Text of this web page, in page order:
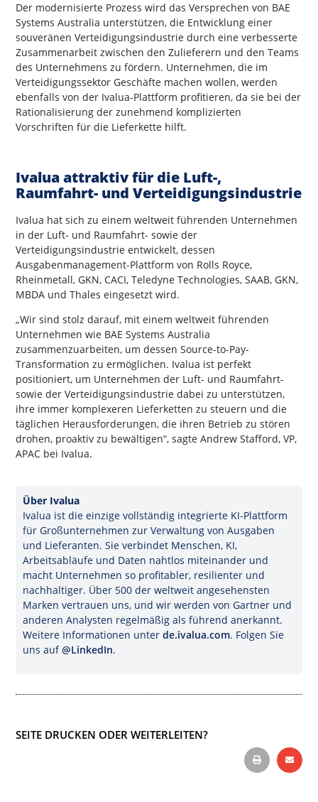
Der modernisierte Prozess wird das Versprechen von BAE
Systems Australia unterstützen, die Entwicklung einer
souveränen Verteidigungsindustrie durch eine verbesserte
Zusammenarbeit zwischen den Zulieferern und den Teams
des Unternehmens zu fördern. Unternehmen, die im
Verteidigungssektor Geschäfte machen wollen, werden
ebenfalls von der Ivalua-Plattform profitieren, da sie bei der
Rationalisierung der zunehmend komplizierten
Vorschriften für die Lieferkette hilft.
Ivalua attraktiv für die Luft-,
Raumfahrt- und Verteidigungsindustrie
Ivalua hat sich zu einem weltweit führenden Unternehmen
in der Luft- und Raumfahrt- sowie der
Verteidigungsindustrie entwickelt, dessen
Ausgabenmanagement-Plattform von Rolls Royce,
Rheinmetall, GKN, CACI, Teledyne Technologies, SAAB, GKN,
MBDA und Thales eingesetzt wird.
„Wir sind stolz darauf, mit einem weltweit führenden
Unternehmen wie BAE Systems Australia
zusammenzuarbeiten, um dessen Source-to-Pay-
Transformation zu ermöglichen. Ivalua ist perfekt
positioniert, um Unternehmen der Luft- und Raumfahrt-
sowie der Verteidigungsindustrie dabei zu unterstützen,
ihre immer komplexeren Lieferketten zu steuern und die
täglichen Herausforderungen, die ihren Betrieb zu stören
drohen, proaktiv zu bewältigen“, sagte Andrew Stafford, VP,
APAC bei Ivalua.
Über Ivalua
Ivalua ist die einzige vollständig integrierte KI-Plattform
für Großunternehmen zur Verwaltung von Ausgaben
und Lieferanten. Sie verbindet Menschen, KI,
Arbeitsabläufe und Daten nahtlos miteinander und
macht Unternehmen so profitabler, resilienter und
nachhaltiger. Über 500 der weltweit angesehensten
Marken vertrauen uns, und wir werden von Gartner und
anderen Analysten regelmäßig als führend anerkannt.
Weitere Informationen unter de.ivalua.com. Folgen Sie
uns auf@LinkedIn.
SEITE DRUCKEN ODER WEITERLEITEN?